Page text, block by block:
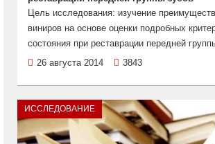
Цель исследования: изучение
виниров на основе оценки подробных
состояния при реставрации передней
26 августа 2014
3843
ИССЛЕДОВАНИЕ